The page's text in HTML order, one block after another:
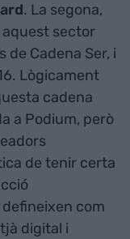
. La segona,
aquest sector
Cadena Ser, i
Lògicament
cadena
a Podium, però
de tenir certa
com
digital i